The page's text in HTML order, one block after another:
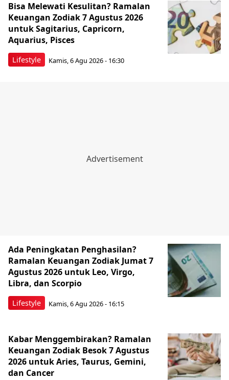
Lifestyle
Bisa Melewati Kesulitan? Ramalan
Keuangan Zodiak 7 Agustus 2026
untuk Sagitarius, Capricorn,
Aquarius, Pisces
Kamis, 6 Agu 2026 - 16:30
Lifestyle
Ada Peningkatan Penghasilan?
Ramalan Keuangan Zodiak Jumat 7
Agustus 2026 untuk Leo, Virgo,
Libra, dan Scorpio
Kamis, 6 Agu 2026 - 16:15
Kabar Menggembirakan? Ramalan
Keuangan Zodiak Besok 7 Agustus
2026 untuk Aries, Taurus, Gemini,
dan Cancer